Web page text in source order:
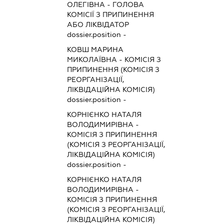
ОЛЕГІВНА - ГОЛОВА
КОМІСІЇ З ПРИПИНЕННЯ
АБО ЛІКВІДАТОР
dossier.position -
КОВШ МАРИНА
МИКОЛАЇВНА - КОМІСІЯ З
ПРИПИНЕННЯ (КОМІСІЯ З
РЕОРГАНІЗАЦІЇ,
ЛІКВІДАЦІЙНА КОМІСІЯ)
dossier.position -
КОРНІЄНКО НАТАЛЯ
ВОЛОДИМИРІВНА -
КОМІСІЯ З ПРИПИНЕННЯ
(КОМІСІЯ З РЕОРГАНІЗАЦІЇ,
ЛІКВІДАЦІЙНА КОМІСІЯ)
dossier.position -
КОРНІЄНКО НАТАЛЯ
ВОЛОДИМИРІВНА -
КОМІСІЯ З ПРИПИНЕННЯ
(КОМІСІЯ З РЕОРГАНІЗАЦІЇ,
ЛІКВІДАЦІЙНА КОМІСІЯ)